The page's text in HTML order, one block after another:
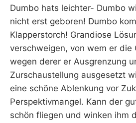
Dumbo hats leichter- Dumbo
nicht erst geboren! Dumbo
Klapperstorch! Grandiose
verschweigen, von wem er die
wegen derer er Ausgrenzung
Zurschaustellung ausgesetzt
eine schöne Ablenkung vor
Perspektivmangel. Kann der
schön fliegen und winken ihm